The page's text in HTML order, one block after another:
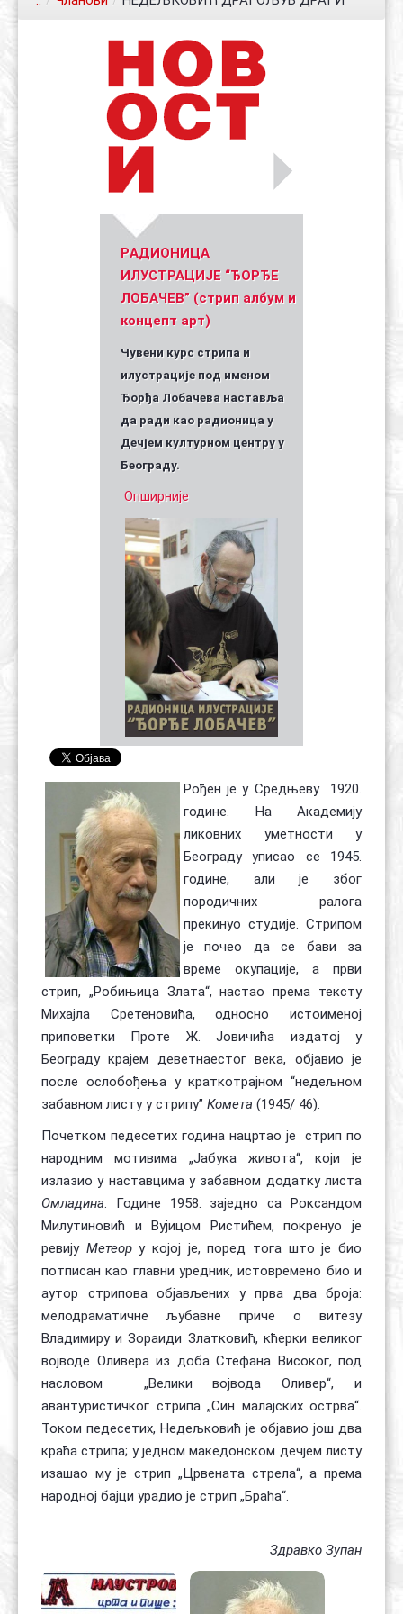
Уметник стрипа и духа Геза Шетет
(Биографија и стрипографија)
PАДИОНИЦА
ИЛУСТРАЦИЈЕ “ЂОРЂЕ
ЛОБАЧЕВ” (стрип албум и
концепт арт)
Чувени курс стрипа и
илустрације под именом
Ђорђа Лобачева наставља
да ради као радионица у
Дечјем културном центру у
Београду.
Опширније
Рођен је у Средњеву 1920.
године. На Академију
ликовних уметности у
Београду уписао се 1945.
године, али је због
породичних ралога
прекинуо студије. Стрипом
је почео да се бави за
време окупације, а први
стрип, „Робињица Злата“, настао према тексту
Михајла Сретеновића, односно истоименој
приповетки Проте Ж. Јовичића издатој у
Београду крајем деветнаестог века, објавио је
после ослобођења у краткотрајном “недељном
забавном листу у стрипу” Комета (1945/ 46).
Почетком педесетих година нацртао је стрип по
народним мотивима „Јабука живота“, који је
излазио у наставцима у забавном додатку листа
Омладина. Године 1958. заједно са Роксандом
Милутиновић и Вујицом Ристићем, покренуо је
ревију Метеору којој је, поред тога што је био
потписан као главни уредник, истовремено био и
аутор стрипова објављених у прва два броја:
мелодраматичне љубавне приче о витезу
Владимиру и Зораиди Златковић, кћерки великог
војводе Оливера из доба Стефана Високог, под
насловом „Велики војвода Оливер“, и
авантуристичког стрипа „Син малајских острва“.
Током педесетих, Недељковић је објавио још два
краћа стрипа; у једном македонском дечјем листу
изашао му је стрип „Црвената стрела“, а према
народној бајци урадио је стрип „Браћа“.
Здравко Зупан